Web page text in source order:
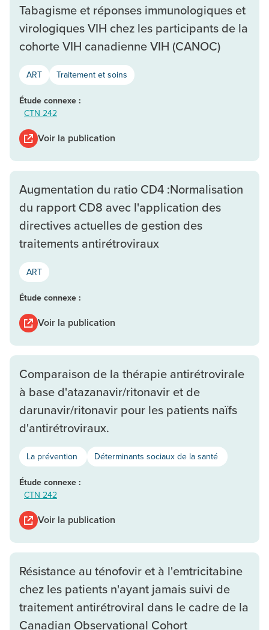
Tabagisme et réponses immunologiques et
virologiques VIH chez les participants de la
cohorte VIH canadienne VIH (CANOC)
ART Traitement et soins
Étude connexe :
CTN 242
Voir la publication
Augmentation du ratio CD4 :Normalisation
du rapport CD8 avec l'application des
directives actuelles de gestion des
traitements antirétroviraux
ART
Étude connexe :
Voir la publication
Comparaison de la thérapie antirétrovirale
à base d'atazanavir/ritonavir et de
darunavir/ritonavir pour les patients naïfs
d'antirétroviraux.
La prévention Déterminants sociaux de la santé
Étude connexe :
CTN 242
Voir la publication
Résistance au ténofovir et à l'emtricitabine
chez les patients n'ayant jamais suivi de
traitement antirétroviral dans le cadre de la
Canadian Observational Cohort